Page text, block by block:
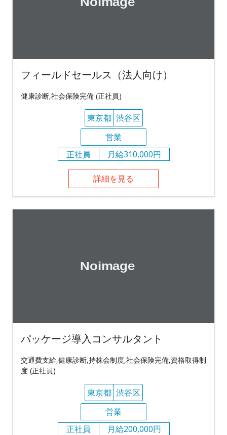
フィールドセールス（法人向け）
健康診断,社会保険完備 (正社員)
東京都 渋谷区
営業
正社員
月給310,000円
詳細を見る
パッケージ導入コンサルタント
交通費支給,健康診断,持株会制度,社会保険完備,資格取得制
度 (正社員)
東京都 渋谷区
営業
正社員
月給200,000円